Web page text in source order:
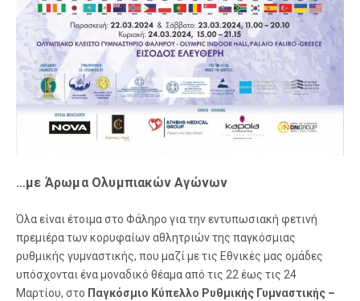
…με Άρωμα Ολυμπιακών Αγώνων
Όλα είναι έτοιμα στο Φάληρο για την εντυπωσιακή φετινή
πρεμιέρα των κορυφαίων αθλητριών της παγκόσμιας
ρυθμικής γυμναστικής, που μαζί με τις Εθνικές μας ομάδες
υπόσχονται ένα μοναδικό θέαμα από τις 22 έως τις 24
Μαρτίου, στο Παγκόσμιο Κύπελλο Ρυθμικής Γυμναστικής –